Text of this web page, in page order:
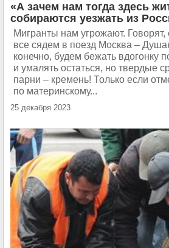
«А зачем нам тогда здесь
собираются уезжать из
Мигранты нам угрожают. Говорят,
все сядем в поезд Москва –
конечно, будем бежать вдогонку
и умалять остаться, но твердые
парни – кремень! Только если
по материнскому...
25 декабря 2023